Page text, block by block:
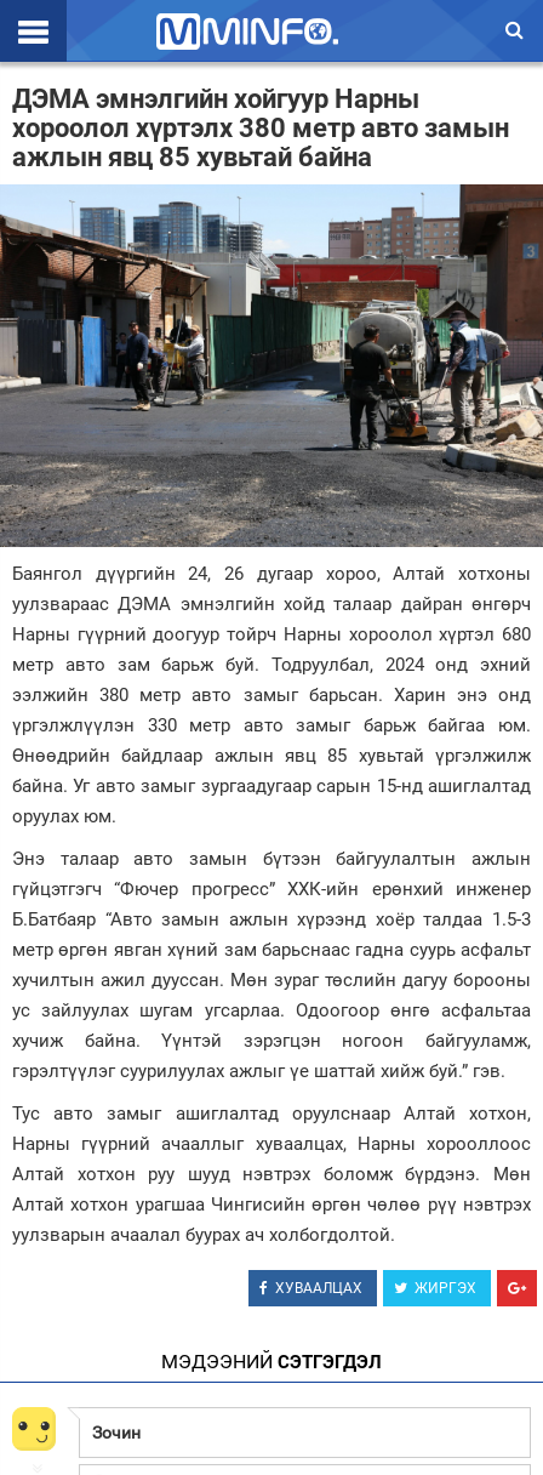
Эхлэл
Цаг агаар
Валют ханш
Улс төр
Эдийн засаг
Үзэл бодол
Спорт
Нийгэм
Дэлхий
Энтертайнмэнт
Зурхай
ДЭМА эмнэлгийн хойгуур Нарны
хороолол хүртэлх 380 метр авто замын
ажлын явц 85 хувьтай байна
Баянгол дүүргийн 24, 26 дугаар хороо, Алтай хотхоны
уулзвараас ДЭМА эмнэлгийн хойд талаар дайран өнгөрч
Нарны гүүрний доогуур тойрч Нарны хороолол хүртэл 680
метр авто зам барьж буй. Тодруулбал, 2024 онд эхний
ээлжийн 380 метр авто замыг барьсан. Харин энэ онд
үргэлжлүүлэн 330 метр авто замыг барьж байгаа юм.
Өнөөдрийн байдлаар ажлын явц 85 хувьтай үргэлжилж
байна. Уг авто замыг зургаадугаар сарын 15-нд ашиглалтад
оруулах юм.
Энэ талаар авто замын бүтээн байгуулалтын ажлын
гүйцэтгэгч “Фючер прогресс” ХХК-ийн ерөнхий инженер
Б.Батбаяр “Авто замын ажлын хүрээнд хоёр талдаа 1.5-3
метр өргөн явган хүний зам барьснаас гадна суурь асфальт
хучилтын ажил дууссан. Мөн зураг төслийн дагуу борооны
ус зайлуулах шугам угсарлаа. Одоогоор өнгө асфальтаа
хучиж байна. Үүнтэй зэрэгцэн ногоон байгууламж,
гэрэлтүүлэг суурилуулах ажлыг үе шаттай хийж буй.” гэв.
Тус авто замыг ашиглалтад оруулснаар Алтай хотхон,
Нарны гүүрний ачааллыг хуваалцах, Нарны хорооллоос
Алтай хотхон руу шууд нэвтрэх боломж бүрдэнэ. Мөн
Алтай хотхон урагшаа Чингисийн өргөн чөлөө рүү нэвтрэх
уулзварын ачаалал буурах ач холбогдолтой.
ХУВААЛЦАХ ЖИРГЭХ
МЭДЭЭНИЙ СЭТГЭГДЭЛ